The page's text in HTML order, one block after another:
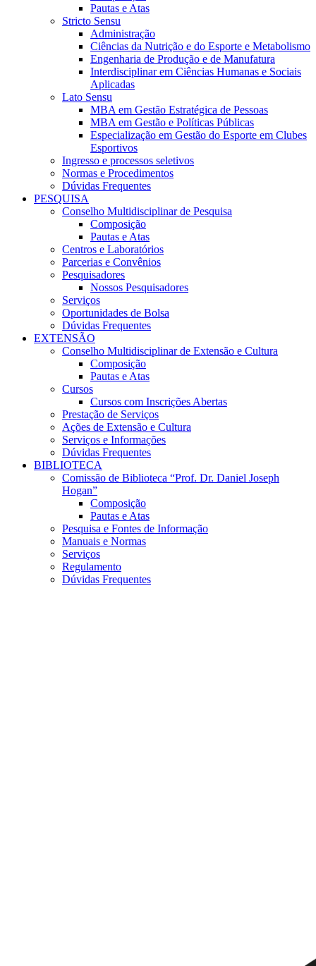
Pautas e Atas
Stricto Sensu
Administração
Ciências da Nutrição e do Esporte e Metabolismo
Engenharia de Produção e de Manufatura
Interdisciplinar em Ciências Humanas e Sociais
Aplicadas
Lato Sensu
MBA em Gestão Estratégica de Pessoas
MBA em Gestão e Políticas Públicas
Especialização em Gestão do Esporte em Clubes
Esportivos
Ingresso e processos seletivos
Normas e Procedimentos
Dúvidas Frequentes
PESQUISA
Conselho Multidisciplinar de Pesquisa
Composição
Pautas e Atas
Centros e Laboratórios
Parcerias e Convênios
Pesquisadores
Nossos Pesquisadores
Serviços
Oportunidades de Bolsa
Dúvidas Frequentes
EXTENSÃO
Conselho Multidisciplinar de Extensão e Cultura
Composição
Pautas e Atas
Cursos
Cursos com Inscrições Abertas
Prestação de Serviços
Ações de Extensão e Cultura
Serviços e Informações
Dúvidas Frequentes
BIBLIOTECA
Comissão de Biblioteca “Prof. Dr. Daniel Joseph
Hogan”
Composição
Pautas e Atas
Pesquisa e Fontes de Informação
Manuais e Normas
Serviços
Regulamento
Dúvidas Frequentes